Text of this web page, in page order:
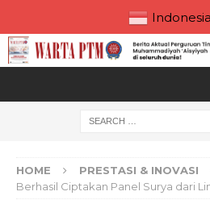
HOME PRESTASI & INOVASI
Berhasil Ciptakan Panel Surya dari